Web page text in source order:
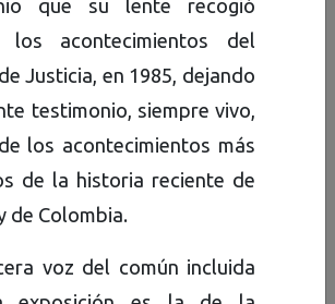
bogotano
entrever memorias
que han sido
por personajes,
funcionarios,
profesores,
fotógrafos, artistas,
que su lente recogió
los acontecimientos del
Justicia, en 1985, dejando
testimonio, siempre vivo,
los acontecimientos más
de la historia reciente de
de Colombia.
voz del común incluida